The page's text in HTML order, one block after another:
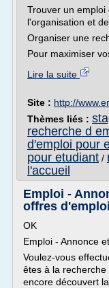
Trouver un
l'organisation et
Organiser une
Pour maximiser
Lire la suite
Site : http://
Thèmes liés :
recherche d
d'emploi pour
pour etudiant /
l'accueil
Emploi -
offres
OK
Emploi - Annonce
Voulez-vous
êtes à la
encore découvert